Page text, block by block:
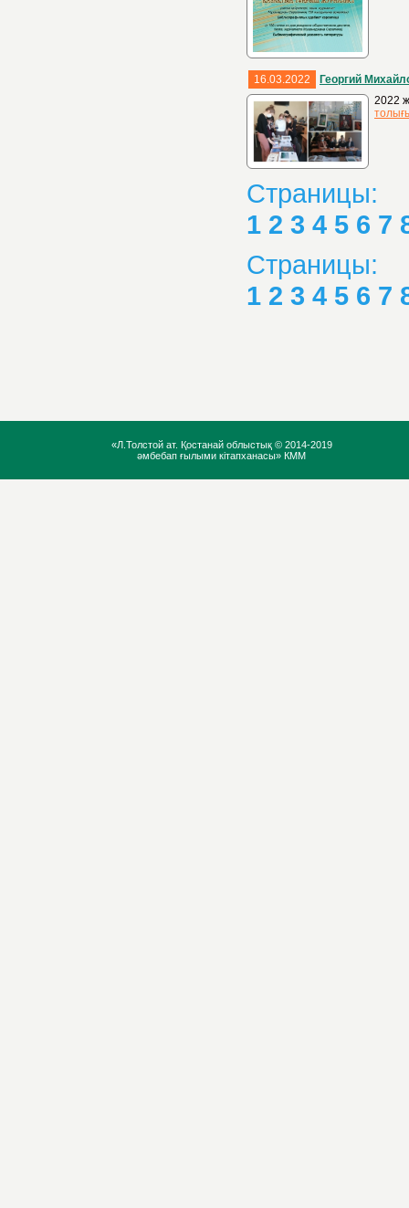
16.03.2022
Георгий
2022
Страницы:
1 2 3 4 5 6 7
Страницы:
1 2 3 4 5 6 7
«Л.Толстой ат. Қостанай облыстық © 2014-2019
әмбебап ғылыми кітапханасы» КММ